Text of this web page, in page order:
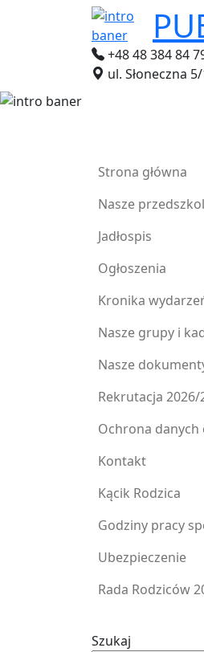
+48 48 384 84
ul. Słoneczna
Strona główna
Nasze
Jadłospis
Ogłoszenia
Kronika
Nasze grupy i
Nasze
Rekrutacja 2026/
Ochrona danych
Kontakt
Kącik Rodzica
Godziny pracy
Ubezpieczenie
Rada Rodziców
Szukaj